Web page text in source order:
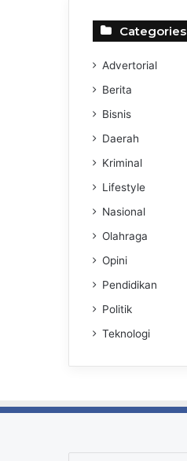
Categories
Advertorial
Berita
Bisnis
Daerah
Kriminal
Lifestyle
Nasional
Olahraga
Opini
Pendidikan
Politik
Teknologi